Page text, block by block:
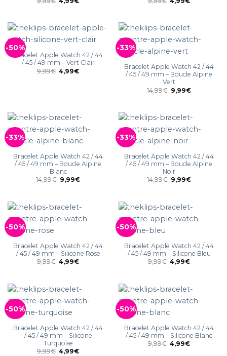
-50%
Bracelet Apple Watch 42 / 44
/ 45 / 49 mm – Vert Clair
9,99€ 4,99€
-33%
Bracelet Apple Watch 42 / 44
/ 45 / 49 mm – Boucle Alpine
Vert
14,99€ 9,99€
-33%
Bracelet Apple Watch 42 / 44
/ 45 / 49 mm – Boucle Alpine
Blanc
14,99€ 9,99€
-33%
Bracelet Apple Watch 42 / 44
/ 45 / 49 mm – Boucle Alpine
Noir
14,99€ 9,99€
-50%
Bracelet Apple Watch 42 / 44
/ 45 / 49 mm – Silicone Rose
9,99€ 4,99€
-50%
Bracelet Apple Watch 42 / 44
/ 45 / 49 mm – Silicone Bleu
9,99€ 4,99€
-50%
Bracelet Apple Watch 42 / 44
/ 45 / 49 mm – Silicone
Turquoise
9,99€ 4,99€
-50%
Bracelet Apple Watch 42 / 44
/ 45 / 49 mm – Silicone Blanc
9,99€ 4,99€